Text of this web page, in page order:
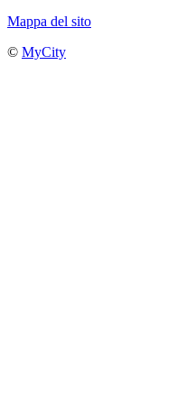
Mappa del sito
© MyCity